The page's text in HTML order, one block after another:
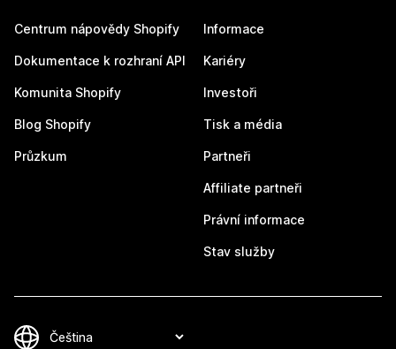
Centrum nápovědy Shopify
Dokumentace k rozhraní API
Komunita Shopify
Blog Shopify
Průzkum
Informace
Kariéry
Investoři
Tisk a média
Partneři
Affiliate partneři
Právní informace
Stav služby